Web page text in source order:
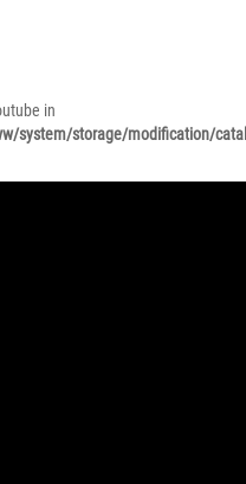
in
system/storage/modification/